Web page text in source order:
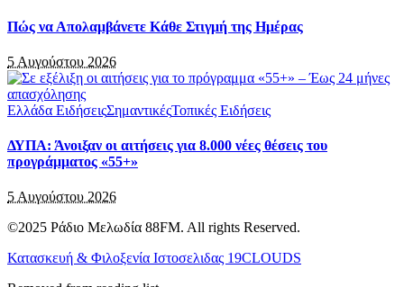
Πώς να Απολαμβάνετε Κάθε Στιγμή της Ημέρας
5 Αυγούστου 2026
Ελλάδα ΕιδήσειςΣημαντικέςΤοπικές Ειδήσεις
ΔΥΠΑ: Άνοιξαν οι αιτήσεις για 8.000 νέες θέσεις του
προγράμματος «55+»
5 Αυγούστου 2026
©2025 Ράδιο Μελωδία 88FM. All rights Reserved.
Κατασκευή & Φιλοξενία Ιστοσελιδας 19CLOUDS